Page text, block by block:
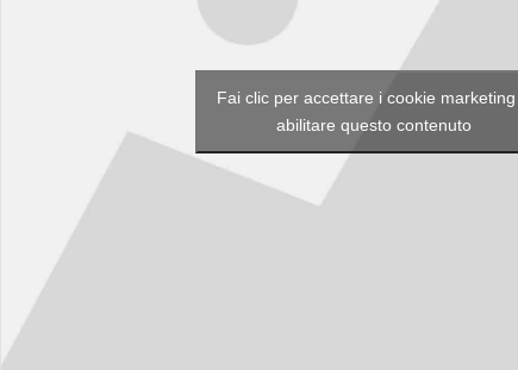
Fai clic per accettare i cookie marketing
abilitare questo contenuto